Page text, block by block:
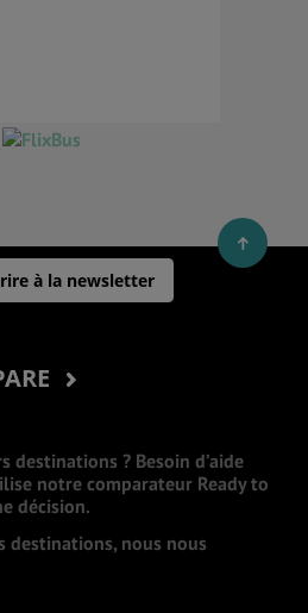
à la newsletter
destinations ? Besoin d’aide
notre comparateur Ready to
décision.
destinations, nous nous